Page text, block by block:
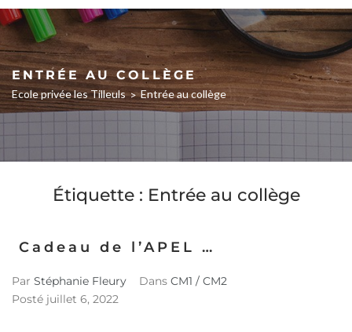
ENTRÉE AU COLLÈGE
Ecole privée les Tilleuls > Entrée au collège
Étiquette : Entrée au collège
Cadeau de l’APEL …
Par Stéphanie Fleury Dans CM1 / CM2
Posté juillet 6, 2022